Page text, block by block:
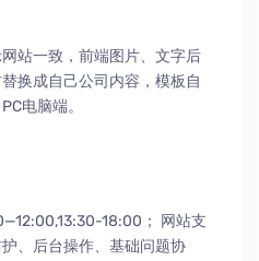
站一致，前端图片、文字后
换成自己公司内容，模板自
电脑端。
18:00；
网站支
、 后台操作、 基础问题协